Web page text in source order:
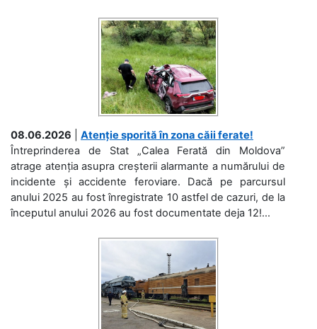
08.06.2026
Atenție sporită în zona căii ferate!
Întreprinderea de Stat „Calea Ferată din Moldova”
atrage atenția asupra creșterii alarmante a numărului de
incidente și accidente feroviare. Dacă pe parcursul
anului 2025 au fost înregistrate 10 astfel de cazuri, de la
începutul anului 2026 au fost documentate deja 12!...